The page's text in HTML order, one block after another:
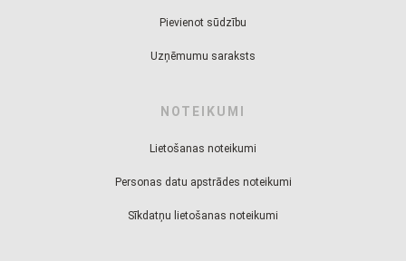
Pievienot sūdzību
Uzņēmumu saraksts
NOTEIKUMI
Lietošanas noteikumi
Personas datu apstrādes noteikumi
Sīkdatņu lietošanas noteikumi